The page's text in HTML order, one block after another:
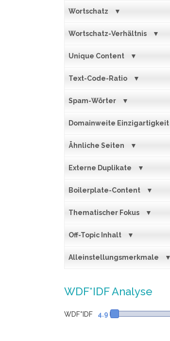
Wortschatz
Wortschatz-Verhältnis
Unique Content
Text-Code-Ratio
Spam-Wörter
Domainweite Einzigartigkeit
Ähnliche Seiten
Externe Duplikate
Boilerplate-Content
Thematischer Fokus
Off-Topic Inhalt
Alleinstellungsmerkmale
WDF*IDF Analyse
WDF*IDF 4.9